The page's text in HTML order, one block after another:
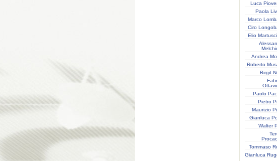
Luca
Paola
Marco
Ciro
Elio
Andrea
Roberto
Birgit
Paolo
Pietro
Maurizio
Gianluca
Walter
Tommaso
Gianluca